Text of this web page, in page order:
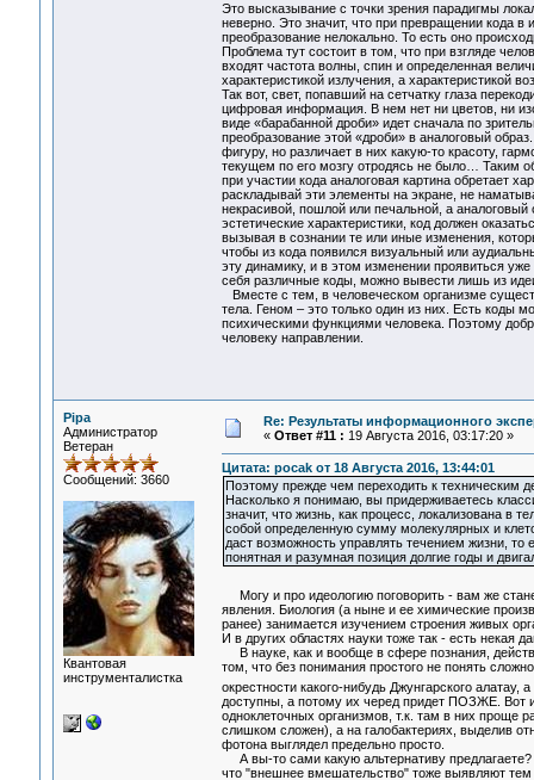
Это высказывание с точки зрения парадигмы
неверно. Это значит, что при превращении кода в
преобразование нелокально. То есть оно
Проблема тут состоит в том, что при взгляде
входят частота волны, спин и определенная
характеристикой излучения, а характеристикой
Так вот, свет, попавший на сетчатку глаза
цифровая информация. В нем нет ни цветов, ни
виде «барабанной дроби» идет сначала по
преобразование этой «дроби» в аналоговый
фигуру, но различает в них какую-то красоту,
текущем по его мозгу отродясь не было… Таким
при участии кода аналоговая картина обретает
раскладывай эти элементы на экране, не
некрасивой, пошлой или печальной, а
эстетические характеристики, код должен
вызывая в сознании те или иные изменения,
чтобы из кода появился визуальный или
эту динамику, и в этом изменении проявиться
себя различные коды, можно вывести лишь из
Вместе с тем, в человеческом организме
тела. Геном – это только один из них. Есть коды
психическими функциями человека. Поэтому
человеку направлении.
Pipa
Администратор
Ветеран
Сообщений: 3660
Квантовая
инструменталистка
Re: Результаты информационного
« Ответ #11 : 19 Августа 2016, 03:17:20 »
Цитата: pocak от 18 Августа 2016, 13:44:01
Поэтому прежде чем переходить к техническим
Насколько я понимаю, вы придерживаетесь
значит, что жизнь, как процесс, локализована в
собой определенную сумму молекулярных и
даст возможность управлять течением жизни, то
понятная и разумная позиция долгие годы и
Могу и про идеологию поговорить - вам же
явления. Биология (а ныне и ее химические
ранее) занимается изучением строения живых
И в других областях науки тоже так - есть некая
В науке, как и вообще в сфере познания,
том, что без понимания простого не понять
окрестности какого-нибудь Джунгарского
доступны, а потому их черед придет ПОЗЖЕ. Вот
одноклеточных организмов, т.к. там в них проще
слишком сложен), а на галобактериях, выделив
фотона выглядел предельно просто.
А вы-то сами какую альтернативу
что "внешнее вмешательство" тоже выявляют